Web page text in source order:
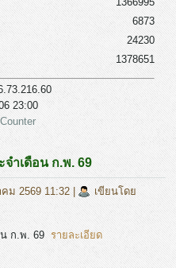
6873
24230
1378651
23:00
จำเดือน ก.พ. 69
ม 2569 11:32|
เขียนโดย
น ก.พ. 69รายละเอียด